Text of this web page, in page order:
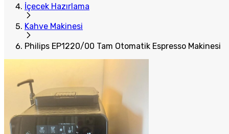
İçecek Hazırlama
Kahve Makinesi
Philips EP1220/00 Tam Otomatik Espresso Makinesi